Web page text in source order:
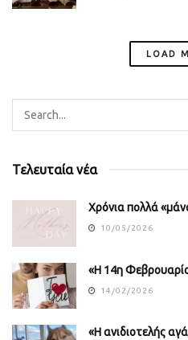
LOAD
Τελευταία νέα
Χρόνια πολλά
10/05/2026
«Η 14η
14/02/2026
«Η ανιδιοτελής